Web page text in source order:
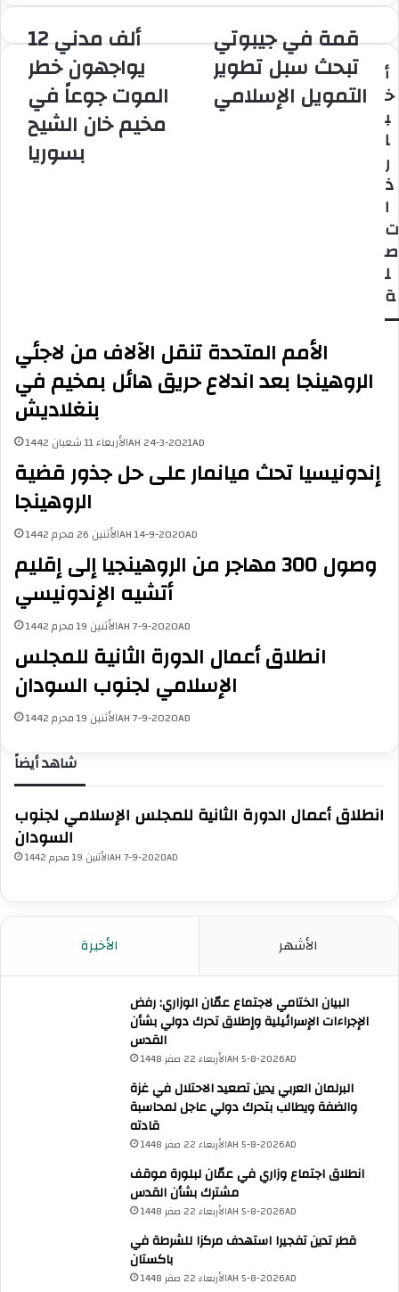
12
ألف
مدني
يواجهون
خطر
الموت
جوعاً
في
12 ألف مدني
يواجهون خطر
الموت جوعاً في
مخيم خان الشيح
بسوريا
قمة
في
جيبوتي
تبحث
سبل
قمة في جيبوتي
تبحث سبل تطوير
التمويل الإسلامي
أ
خ
ب
ا
ر
ذ
ا
ت
ص
ل
ة
الأمم المتحدة تنقل الآلاف من لاجئي
الروهينجا بعد اندلاع حريق هائل بمخيم في
بنغلاديش
الأربعاء 11 شعبان 1442AH 24-3-2021AD
إندونيسيا تحث ميانمار على حل جذور قضية
الروهينجا
الأثنين 26 محرم 1442AH 14-9-2020AD
وصول 300 مهاجر من الروهينجيا إلى إقليم
أتشيه الإندونيسي
الأثنين 19 محرم 1442AH 7-9-2020AD
​انطلاق أعمال الدورة الثانية للمجلس
الإسلامي لجنوب السودان
الأثنين 19 محرم 1442AH 7-9-2020AD
شاهد أيضاً
​انطلاق أعمال الدورة الثانية للمجلس الإسلامي لجنوب
السودان
الأثنين 19 محرم 1442AH 7-9-2020AD
الأخيرة الأشهر
البيان الختامي لاجتماع عمّان الوزاري: رفض
الإجراءات الإسرائيلية وإطلاق تحرك دولي بشأن
القدس
الأربعاء 22 صفر 1448AH 5-8-2026AD
البرلمان العربي يدين تصعيد الاحتلال في غزة
والضفة ويطالب بتحرك دولي عاجل لمحاسبة
قادته
الأربعاء 22 صفر 1448AH 5-8-2026AD
انطلاق اجتماع وزاري في عمّان لبلورة موقف
مشترك بشأن القدس
الأربعاء 22 صفر 1448AH 5-8-2026AD
قطر تدين تفجيرا استهدف مركزا للشرطة في
باكستان
الأربعاء 22 صفر 1448AH 5-8-2026AD